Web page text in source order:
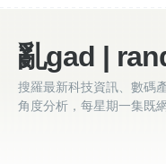
亂gad |
搜羅最新科技資訊、數碼
角度分析，每星期一集既